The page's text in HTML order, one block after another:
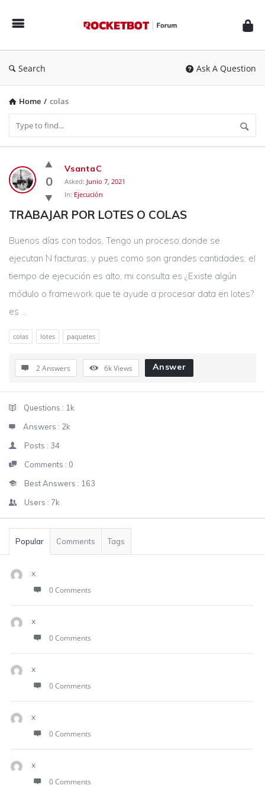
Forum
Search Ask A Question
Home / colas
Rocketbot
Forum
Latest
Questions
0
VsantaC
Asked: Junio 7, 2021
In: Ejecución
TRABAJAR POR LOTES O COLAS
Buenos días con todos, Tengo un proceso donde se
ejecutan N facturas, y pues como son grandes cantidades, el
tiempo de ejecución es alto, mi consulta es ¿Existe algún
módulo o framework que te ayude a procesar data en lotes?
es ...
colas lotes paquetes
2 Answers 6kViews Answer
StatsQuestions : 1k
Answers : 2k
Posts : 34
Comments : 0
Best Answers : 163
Users : 7k
Popular Comments Tags
x
0 Comments
x
0 Comments
x
0 Comments
x
0 Comments
x
0 Comments